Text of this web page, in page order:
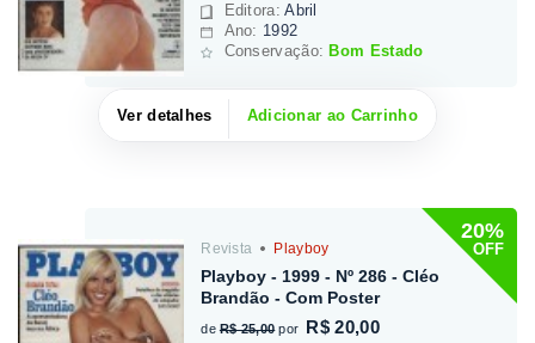
Editora:Abril
Ano: 1992
Conservação: Bom Estado
Ver detalhes Adicionar ao Carrinho
20%
OFF
Revista Playboy
Playboy - 1999 - Nº 286 - Cléo
Brandão - Com Poster
de R$ 25,00 por R$ 20,00